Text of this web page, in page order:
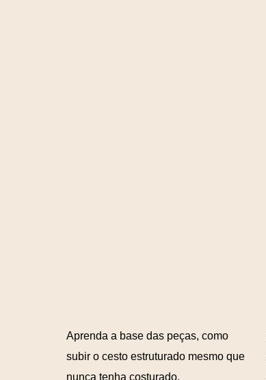
Aprenda a base das peças, como
subir o cesto estruturado mesmo que
nunca tenha costurado.